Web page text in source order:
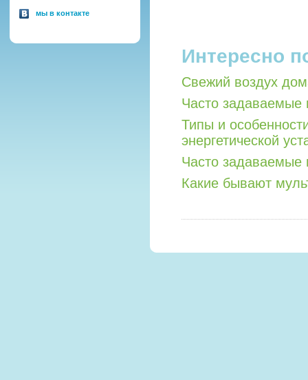
мы в контакте
Интересно
Свежий воздух
Часто задаваемые
Типы и
энергетической
Часто задаваемые
Какие бывают